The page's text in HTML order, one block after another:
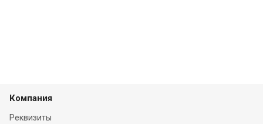
Компания
Реквизиты